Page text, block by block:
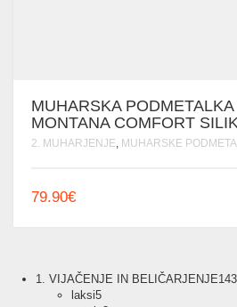
MUHARSKA
MONTANA COMFORT
2. MUHARJENJE, MUHARSKE
79.90€
1. VIJAČENJE IN BELIČARJENJE143
laksi55